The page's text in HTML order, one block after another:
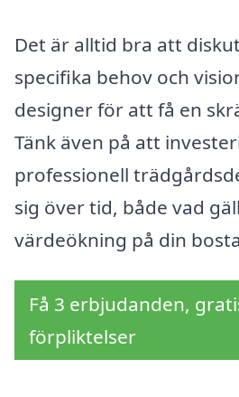
Det är alltid bra att
specifika behov och
designer för att få en
Tänk även på att
professionell
sig över tid, både vad
värdeökning på din
Få 3 erbjudanden,
förpliktelser